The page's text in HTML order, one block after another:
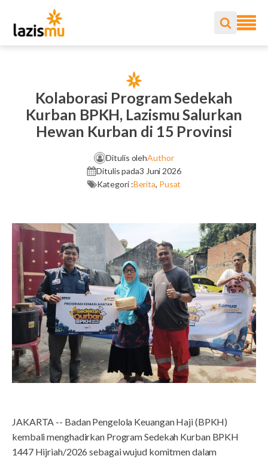
Kolaborasi Program Sedekah
Kurban BPKH, Lazismu Salurkan
Hewan Kurban di 15 Provinsi
Ditulis olehAuthor
Ditulis pada3 Juni 2026
Kategori :Berita, Pusat
JAKARTA -- Badan Pengelola Keuangan Haji (BPKH)
kembali menghadirkan Program Sedekah Kurban BPKH
1447 Hijriah/2026 sebagai wujud komitmen dalam